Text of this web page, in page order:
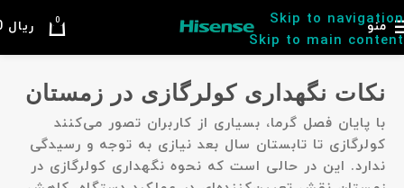
Skip to navigation
Skip to main content
منو 0 ریال
نکات نگهداری کولرگازی در زمستان
با پایان فصل گرما، بسیاری از کاربران تصور می‌کنند
کولرگازی تا تابستان سال بعد نیازی به توجه و رسیدگی
ندارد. این در حالی است که نحوه نگهداری کولرگازی در